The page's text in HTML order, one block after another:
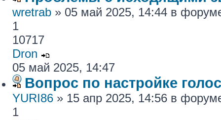
wretrab » 05 май 2025, 14:44 в
1
10717
Dron
05 май 2025, 14:47
Вопрос по настройке
YURI86 » 15 апр 2025, 14:56 в
1